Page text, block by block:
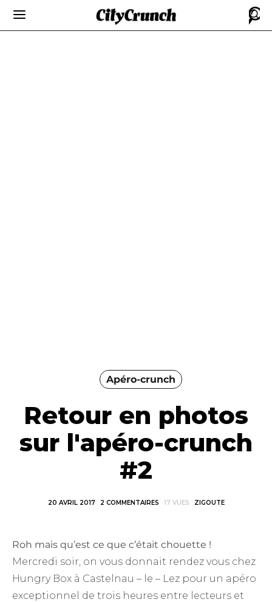
Apéro-crunch
Retour en photos
sur l'apéro-crunch
#2
20 AVRIL 2017 2 COMMENTAIRES 17 VUES ZIGOUTE
Roh mais qu’est ce que c’était chouette !
Mercredi soir, on vous donnait rendez vous chez
Hungry Box à Castelnau – le – Lez pour un apéro
exceptionnel de trois heures entre lecteurs et